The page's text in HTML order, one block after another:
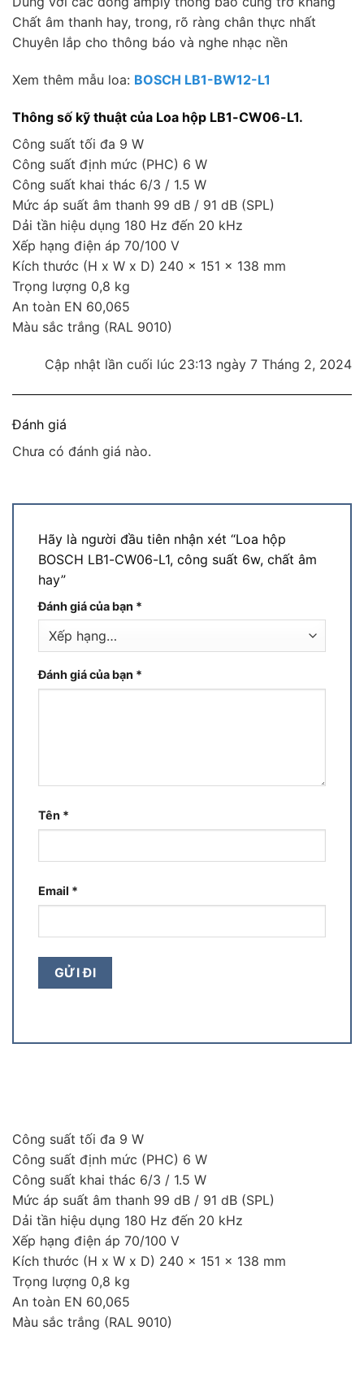
Chất âm thanh hay, trong, rõ ràng chân thực nhất
Chuyên lắp cho thông báo và nghe nhạc nền
Xem thêm mẫu loa: BOSCH LB1-BW12-L1
Thông số kỹ thuật của Loa hộp LB1-CW06-L1.
Công suất tối đa 9 W
Công suất định mức (PHC) 6 W
Công suất khai thác 6/3 / 1.5 W
Mức áp suất âm thanh 99 dB / 91 dB (SPL)
Dải tần hiệu dụng 180 Hz đến 20 kHz
Xếp hạng điện áp 70/100 V
Kích thước (H x W x D) 240 x 151 x 138 mm
Trọng lượng 0,8 kg
An toàn EN 60,065
Màu sắc trắng (RAL 9010)
Cập nhật lần cuối lúc 23:13 ngày 7 Tháng 2, 2024
Đánh giá
Chưa có đánh giá nào.
Hãy là người đầu tiên nhận xét “Loa hộp
BOSCH LB1-CW06-L1, công suất 6w, chất âm
hay”
Đánh giá của bạn *
Đánh giá của bạn *
Tên *
Email *
Công suất tối đa 9 W
Công suất định mức (PHC) 6 W
Công suất khai thác 6/3 / 1.5 W
Mức áp suất âm thanh 99 dB / 91 dB (SPL)
Dải tần hiệu dụng 180 Hz đến 20 kHz
Xếp hạng điện áp 70/100 V
Kích thước (H x W x D) 240 x 151 x 138 mm
Trọng lượng 0,8 kg
An toàn EN 60,065
Màu sắc trắng (RAL 9010)